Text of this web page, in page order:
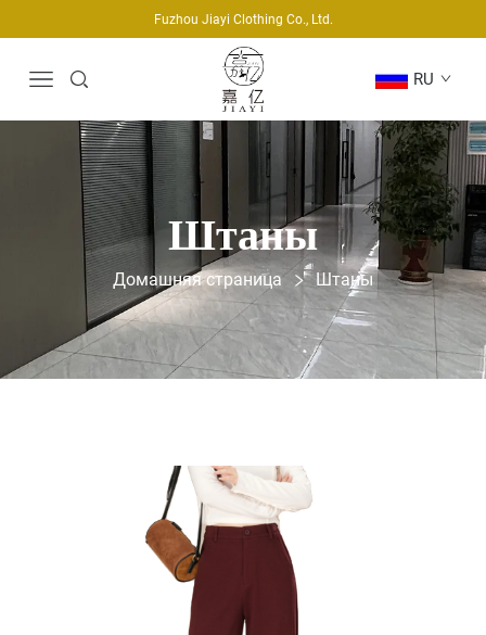
Fuzhou Jiayi Clothing Co., Ltd.
RU
Штаны
Домашняя страница Штаны